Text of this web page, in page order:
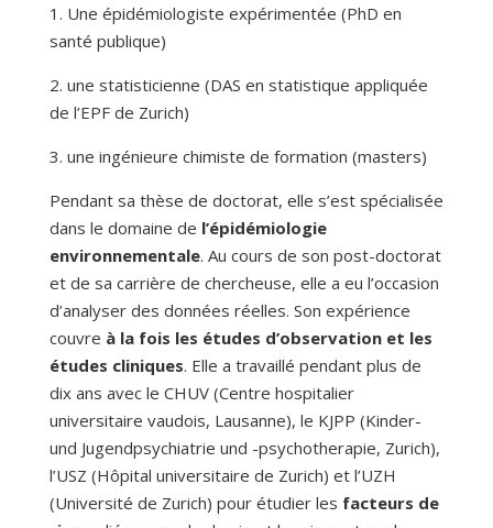
1. Une épidémiologiste expérimentée (PhD en
santé publique)
2. une statisticienne (DAS en statistique appliquée
de l’EPF de Zurich)
3. une ingénieure chimiste de formation (masters)
Pendant sa thèse de doctorat, elle s’est spécialisée
dans le domaine de l’épidémiologie
environnementale. Au cours de son post-doctorat
et de sa carrière de chercheuse, elle a eu l’occasion
d’analyser des données réelles. Son expérience
couvre à la fois les études d’observation et les
études cliniques. Elle a travaillé pendant plus de
dix ans avec le CHUV (Centre hospitalier
universitaire vaudois, Lausanne), le KJPP (Kinder-
und Jugendpsychiatrie und -psychotherapie, Zurich),
l’USZ (Hôpital universitaire de Zurich) et l’UZH
(Université de Zurich) pour étudier les facteurs de